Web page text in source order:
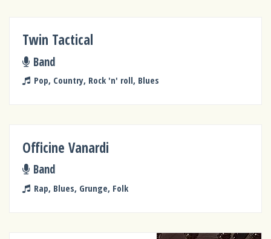
Twin Tactical
Band
Pop, Country, Rock 'n' roll, Blues
Officine Vanardi
Band
Rap, Blues, Grunge, Folk